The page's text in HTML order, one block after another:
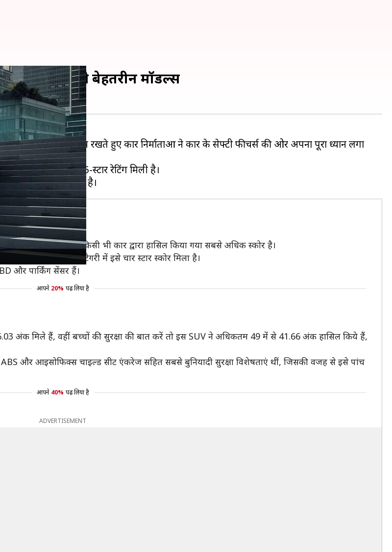
में उपलब्ध हैं ये बेहतरीन मॉडल्स
कर रहे हैं। इसे ध्यान में रखते हुए कार निर्माताओं ने कार के सेफ्टी फीचर्स की ओर अपना पूरा ध्यान लगा
को क्रैश टेस्ट में 5-स्टार रेटिंग मिली है।
NCAP
जो कि भारत में किसी भी कार द्वारा हासिल किया गया सबसे अधिक स्कोर है।
है, जिससे इस कैटेगरी में इसे चार स्टार स्कोर मिला है।
और पार्किंग सेंसर हैं।
आपने 20% पढ़ लिया है
अंक मिले हैं, वहीं बच्चों की सुरक्षा की बात करें तो इस SUV ने अधिकतम 49 में से 41.66 अंक हासिल किये हैं,
ABS और आइसोफिक्स चाइल्ड सीट एंकरेज सहित सबसे बुनियादी सुरक्षा विशेषताएं थीं, जिसकी वजह से इसे पांच
आपने 40% पढ़ लिया है
ADVERTISEMENT